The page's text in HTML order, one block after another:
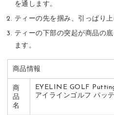
を通します。
ティーの先を掴み、引っぱり上
ティーの下部の突起が商品の
ます。
商品情報
商
品
名
EYELINE GOLF
アイラインゴルフ パッ